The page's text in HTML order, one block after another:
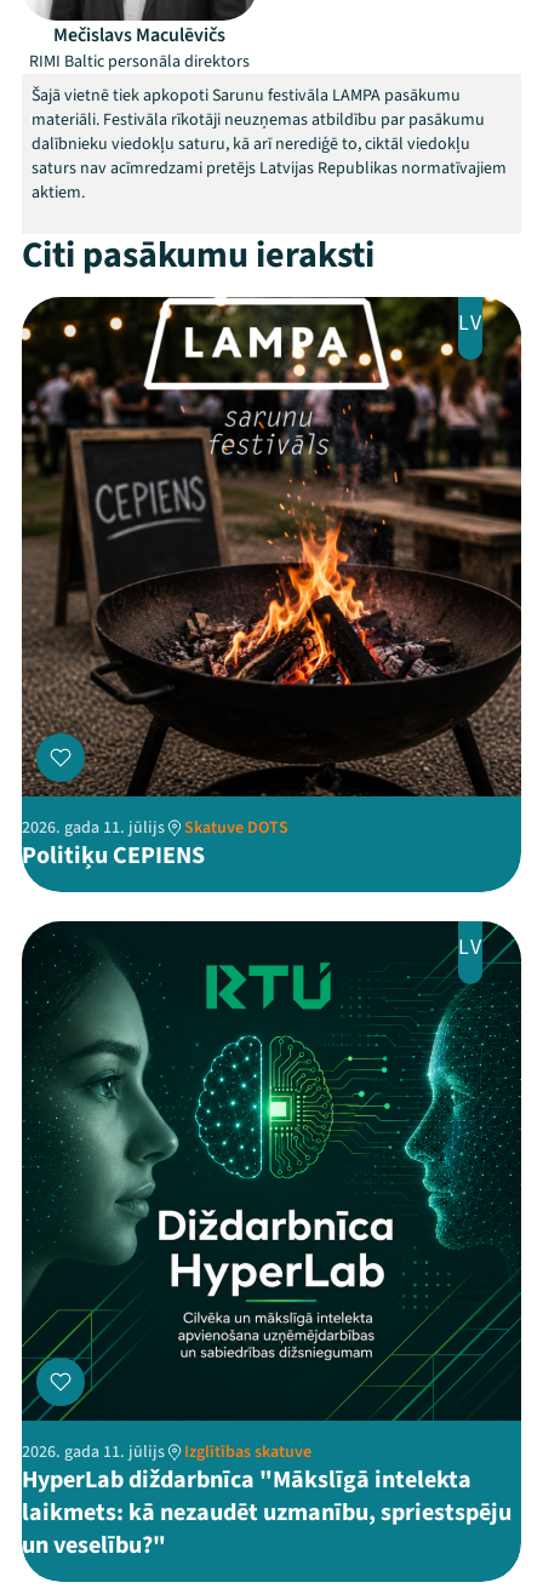
Arhīvs
Viņi bija LAMPĀ 2026
Jaunumi
Ziedo
Veikals
Kontakti
ThreadsFacebookYoutube
X Instagram
Flick TikTok
Mečislavs Maculēvičs
RIMI Baltic personāla direktors
Šajā vietnē tiek apkopoti Sarunu festivāla LAMPA pasākumu
materiāli. Festivāla rīkotāji neuzņemas atbildību par pasākumu
dalībnieku viedokļu saturu, kā arī nerediģē to, ciktāl viedokļu
saturs nav acīmredzami pretējs Latvijas Republikas normatīvajiem
aktiem.
Citi pasākumu ieraksti
LV
2026. gada 11. jūlijs Skatuve DOTS
Politiķu CEPIENS
LV
2026. gada 11. jūlijs Izglītības skatuve
HyperLab diždarbnīca "Mākslīgā intelekta
laikmets: kā nezaudēt uzmanību, spriestspēju
un veselību?"